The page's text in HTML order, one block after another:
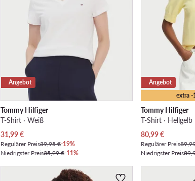
Angebot
Tommy Hilfiger
T-Shirt · Weiß
Aktueller Preis
31,99€
Regulärer Preis39,95 €-19%
Niedrigster Preis35,99 €-11%
extra -
Angebot
Tommy Hilfiger
T-Shirt · Hellgelb
Aktueller Preis
80,99€
Regulärer Preis
Niedrigster Preis